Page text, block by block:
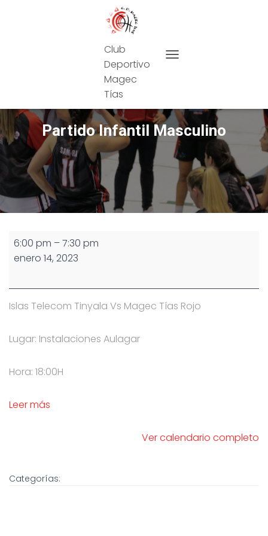
Club
Deportivo
Magec
Tías
Partido Infantil Masculino
Partido
Infantil
6:00 pm –7:30 pm
enero 14, 2023
Islas Telecom Tinyala Vs Magec Tías Rojo
Lugar: Instalaciones Aulagar
Hora: 18:00H
Leer más
Ver calendario completo
Categorías: